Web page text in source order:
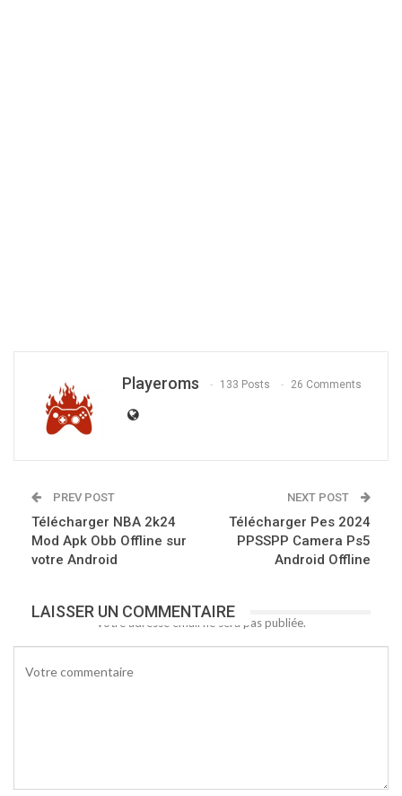
Playeroms 133 Posts 26 Comments
PREV POST
Télécharger NBA 2k24
Mod Apk Obb Offline sur
votre Android
NEXT POST
Télécharger Pes 2024
PPSSPP Camera Ps5
Android Offline
LAISSER UN COMMENTAIRE
Votre adresse email ne sera pas publiée.